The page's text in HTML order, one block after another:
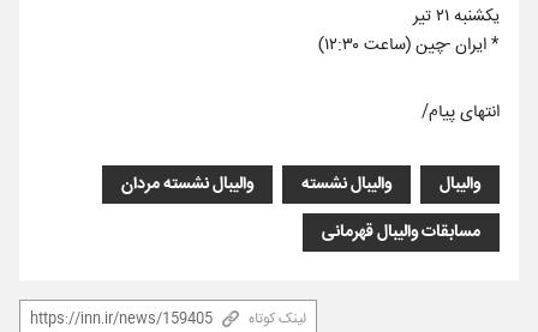
یکشنبه ۲۱ تیر
* ایران -چین (ساعت ۱۲:۳۰)
انتهای پیام/
والیبال والیبال نشسته
والیبال نشسته مردان
مسابقات والیبال قهرمانی
لینک کوتاه